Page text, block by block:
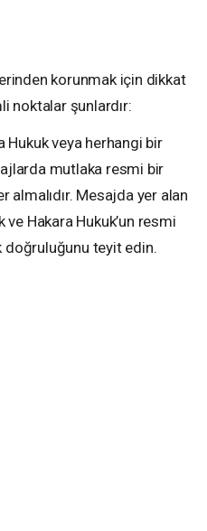
korunmak için dikkat
noktalar şunlardır:
Hukuk veya herhangi bir
mutlaka resmi bir
Mesajda yer alan
Hakara Hukuk’un resmi
doğruluğunu teyit edin.